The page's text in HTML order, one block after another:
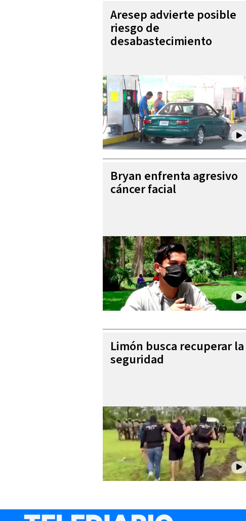
Aresep advierte posible
riesgo de
desabastecimiento
Bryan enfrenta agresivo
cáncer facial
Limón busca recuperar la
seguridad